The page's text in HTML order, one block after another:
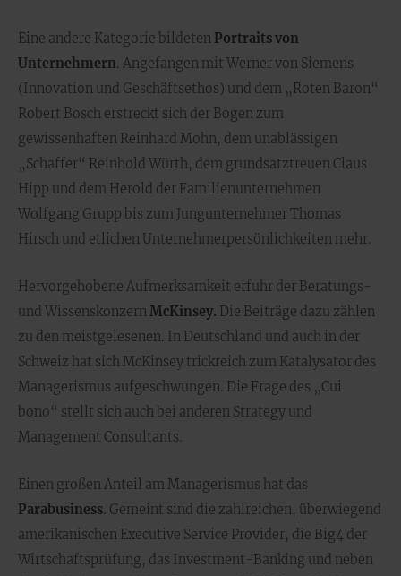
Eine andere Kategorie bildeten Portraits von
Unternehmern. Angefangen mit Werner von Siemens
(Innovation und Geschäftsethos) und dem „Roten Baron“
Robert Bosch erstreckt sich der Bogen zum
gewissenhaften Reinhard Mohn, dem unablässigen
„Schaffer“ Reinhold Würth, dem grundsatztreuen Claus
Hipp und dem Herold der Familienunternehmen
Wolfgang Grupp bis zum Jungunternehmer Thomas
Hirsch und etlichen Unternehmerpersönlichkeiten mehr.
Hervorgehobene Aufmerksamkeit erfuhr der Beratungs-
und WissenskonzernMcKinsey. Die Beiträge dazu zählen
zu den meistgelesenen. In Deutschland und auch in der
Schweiz hat sich McKinsey trickreich zum Katalysator des
Managerismus aufgeschwungen. Die Frage des „Cui
bono“ stellt sich auch bei anderen Strategy und
Management Consultants.
Einen großen Anteil am Managerismus hat das
Parabusiness. Gemeint sind die zahlreichen, überwiegend
amerikanischen Executive Service Provider, die Big4 der
Wirtschaftsprüfung, das Investment-Banking und neben